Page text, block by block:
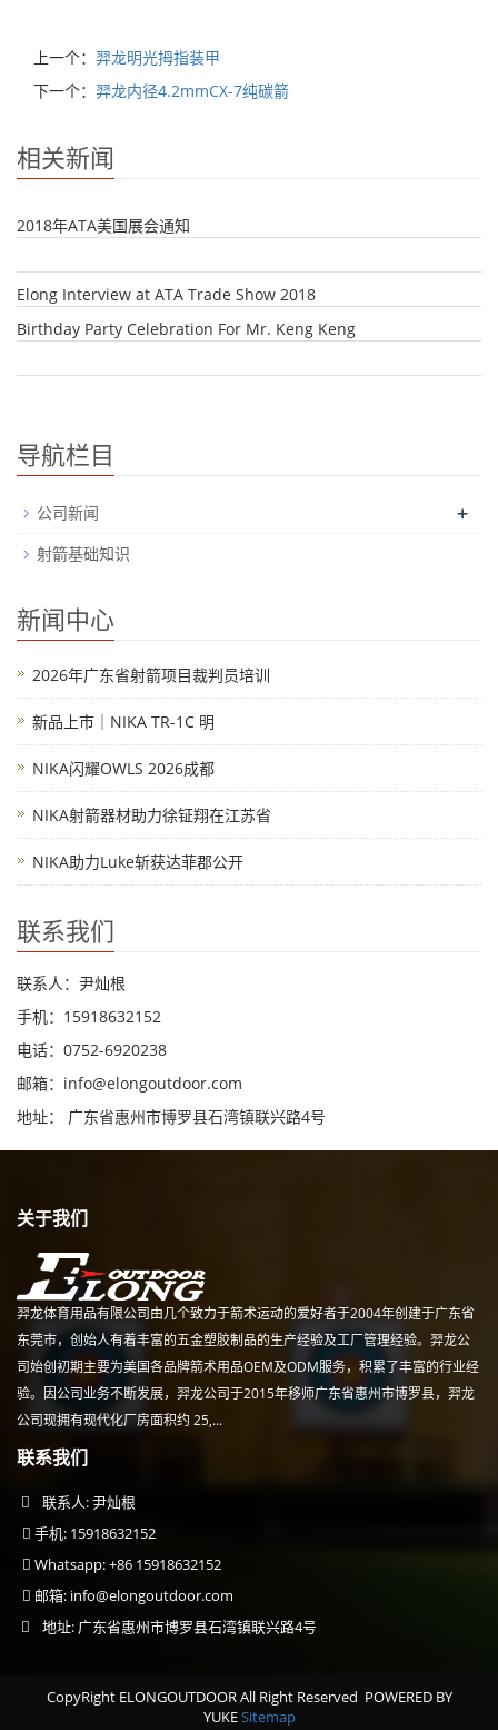
上一个： 羿龙明光拇指装甲
下一个： 羿龙内径4.2mmCX-7纯碳箭
相关新闻
2018年ATA美国展会通知
Elong Interview at ATA Trade Show 2018
Birthday Party Celebration For Mr. Keng Keng
导航栏目
公司新闻 +
射箭基础知识
新闻中心
2026年广东省射箭项目裁判员培训
新品上市｜NIKA TR-1C 明
NIKA闪耀OWLS 2026成都
NIKA射箭器材助力徐钲翔在江苏省
NIKA助力Luke斩获达菲郡公开
联系我们
联系人：尹灿根
手机：15918632152
电话：0752-6920238
邮箱： info@elongoutdoor.com
地址： 广东省惠州市博罗县石湾镇联兴路4号
关于我们
羿龙体育用品有限公司由几个致力于箭术运动的爱好者于2004年创建于广东省
东莞市，创始人有着丰富的五金塑胶制品的生产经验及工厂管理经验。羿龙公
司始创初期主要为美国各品牌箭术用品OEM及ODM服务，积累了丰富的行业经
验。因公司业务不断发展，羿龙公司于2015年移师广东省惠州市博罗县，羿龙
公司现拥有现代化厂房面积约 25,...
联系我们
联系人: 尹灿根
手机: 15918632152
Whatsapp: +86 15918632152
邮箱: info@elongoutdoor.com
地址: 广东省惠州市博罗县石湾镇联兴路4号
CopyRight ELONGOUTDOOR All Right Reserved POWERED BY
YUKESitemap